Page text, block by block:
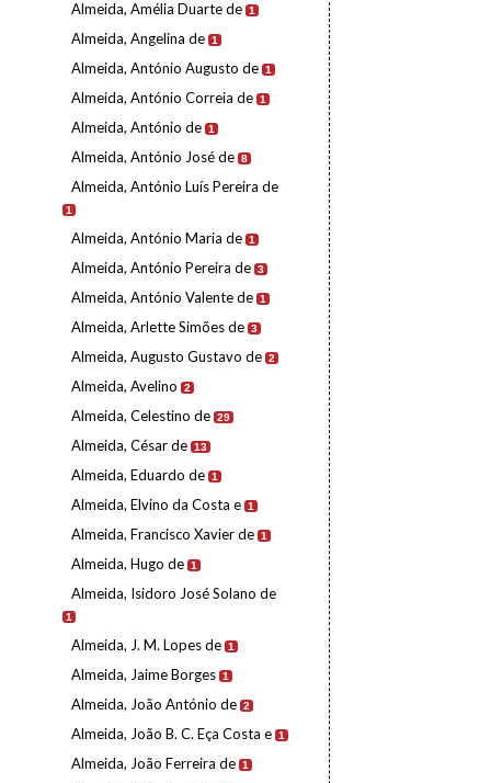
Almeida, Amélia Duarte de 1
Almeida, Angelina de 1
Almeida, António Augusto de 1
Almeida, António Correia de 1
Almeida, António de 1
Almeida, António José de 8
Almeida, António Luís Pereira de
1
Almeida, António Maria de 1
Almeida, António Pereira de 3
Almeida, António Valente de 1
Almeida, Arlette Simões de 3
Almeida, Augusto Gustavo de 2
Almeida, Avelino 2
Almeida, Celestino de 29
Almeida, César de 13
Almeida, Eduardo de 1
Almeida, Elvino da Costa e 1
Almeida, Francisco Xavier de 1
Almeida, Hugo de 1
Almeida, Isidoro José Solano de
1
Almeida, J. M. Lopes de 1
Almeida, Jaime Borges 1
Almeida, João António de 2
Almeida, João B. C. Eça Costa e 1
Almeida, João Ferreira de 1